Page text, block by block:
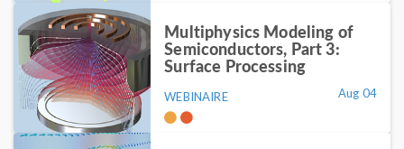
Multiphysics Modeling of
Semiconductors, Part 3:
Surface Processing
WEBINAIRE Aug 04